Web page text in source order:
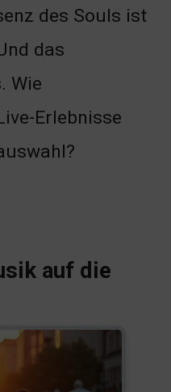
des Souls ist
das
Wie
Erlebnisse
auf die